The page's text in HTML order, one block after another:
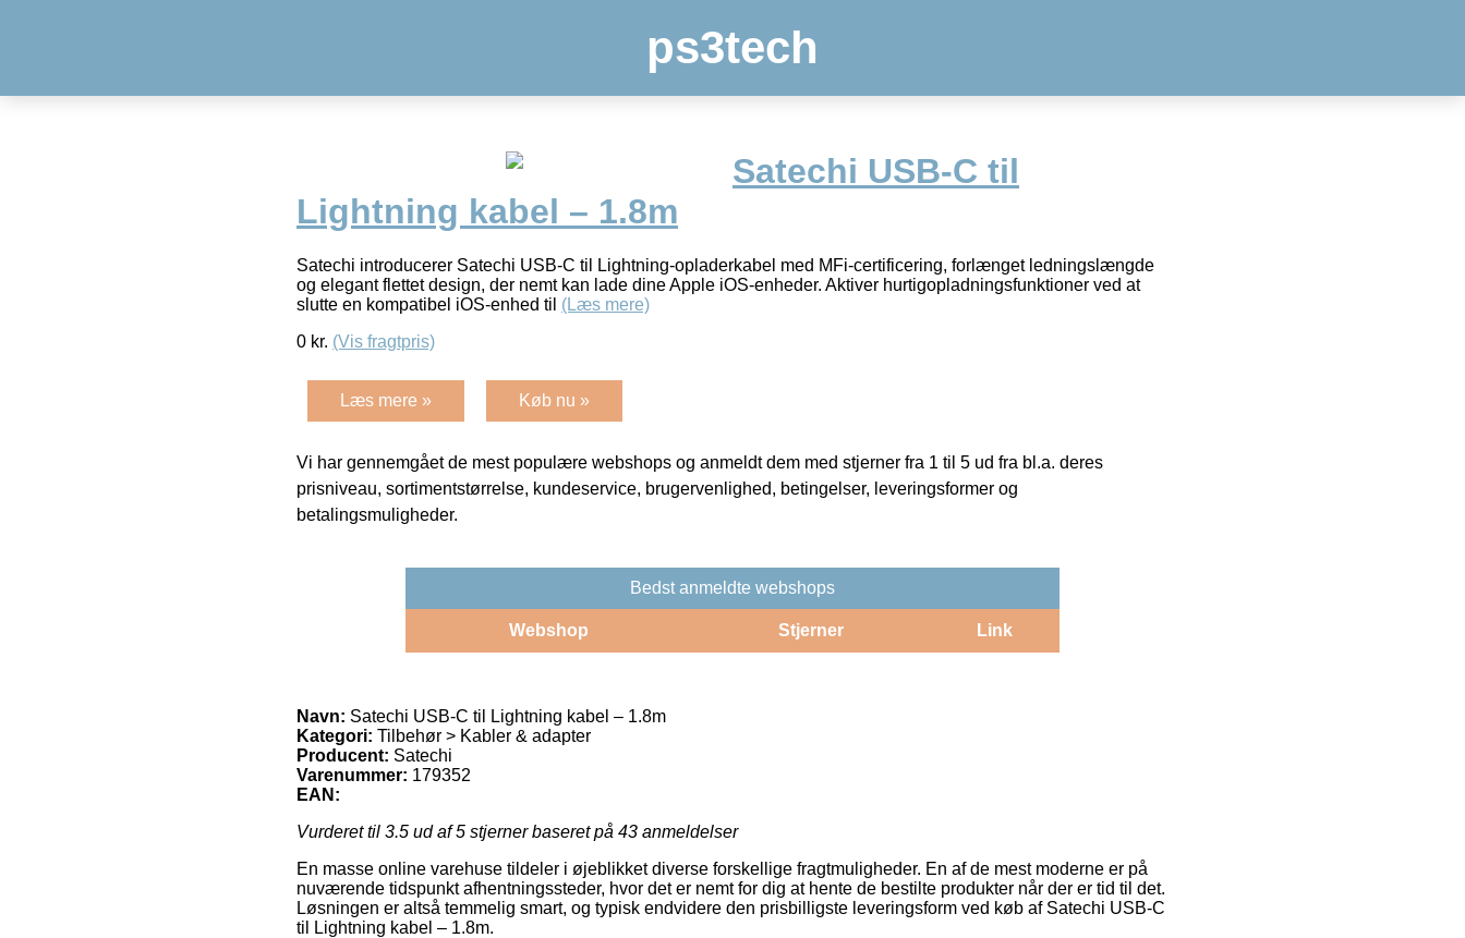
ps3tech
Satechi USB-C til
Lightning kabel – 1.8m
Satechi introducerer Satechi USB-C til Lightning-opladerkabel med MFi-certificering, forlænget ledningslængde
og elegant flettet design, der nemt kan lade dine Apple iOS-enheder. Aktiver hurtigopladningsfunktioner ved at
slutte en kompatibel iOS-enhed til (Læs mere)
0 kr. (Vis fragtpris)
Læs mere » Køb nu »
Vi har gennemgået de mest populære webshops og anmeldt dem med stjerner fra 1 til 5 ud fra bl.a. deres
prisniveau, sortimentstørrelse, kundeservice, brugervenlighed, betingelser, leveringsformer og
betalingsmuligheder.
Bedst anmeldte webshops
Webshop Stjerner Link
Navn: Satechi USB-C til Lightning kabel – 1.8m
Kategori: Tilbehør > Kabler & adapter
Producent: Satechi
Varenummer: 179352
EAN:
Vurderet til 3.5 ud af 5 stjerner baseret på 43 anmeldelser
En masse online varehuse tildeler i øjeblikket diverse forskellige fragtmuligheder. En af de mest moderne er på
nuværende tidspunkt afhentningssteder, hvor det er nemt for dig at hente de bestilte produkter når der er tid til det.
Løsningen er altså temmelig smart, og typisk endvidere den prisbilligste leveringsform ved køb af Satechi USB-C
til Lightning kabel – 1.8m.